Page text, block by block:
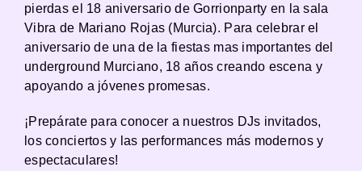
pierdas el 18 aniversario de Gorrionparty en la sala
Vibra de Mariano Rojas (Murcia). Para celebrar el
aniversario de una de la fiestas mas importantes del
underground Murciano, 18 años creando escena y
apoyando a jóvenes promesas.
¡Prepárate para conocer a nuestros DJs invitados,
los conciertos y las performances más modernos y
espectaculares!